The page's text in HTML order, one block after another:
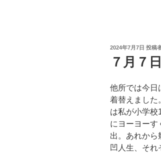
投
日:
2024年7月7日 投稿
７月７
他所では今日
着替えました
は私が小学校
にヨーヨーす
出。あれから
凹人生、それ